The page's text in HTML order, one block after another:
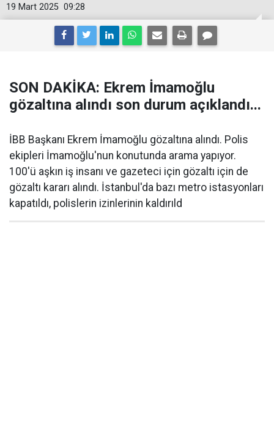
09:28
19 Mart 2025
SON DAKİKA: Ekrem İmamoğlu
gözaltına alındı son durum açıklandı...
İBB Başkanı Ekrem İmamoğlu gözaltına alındı. Polis
ekipleri İmamoğlu'nun konutunda arama yapıyor.
100'ü aşkın iş insanı ve gazeteci için gözaltı için de
gözaltı kararı alındı. İstanbul'da bazı metro istasyonları
kapatıldı, polislerin izinlerinin kaldırıld